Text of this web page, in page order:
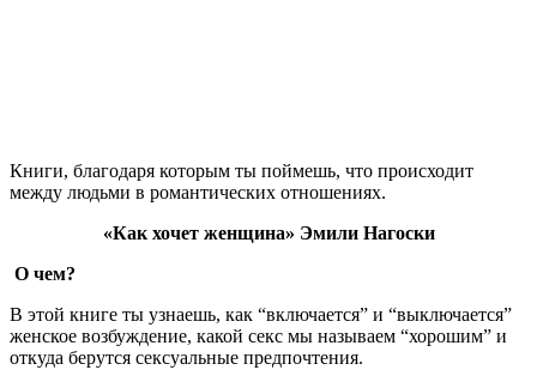
Книги, благодаря которым ты поймешь, что происходит
между людьми в романтических отношениях.
«Как хочет женщина» Эмили Нагоски
О чем?
В этой книге ты узнаешь, как “включается” и “выключается”
женское возбуждение, какой секс мы называем “хорошим” и
откуда берутся сексуальные предпочтения.